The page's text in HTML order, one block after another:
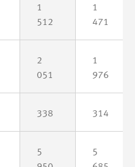
1
512
1
471
2
051
1
976
338 314
5
5